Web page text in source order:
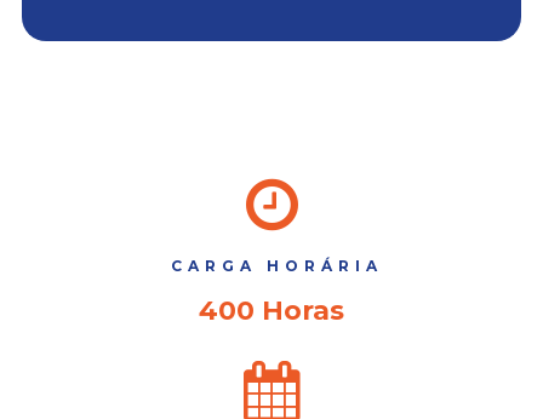
CARGA HORÁRIA
400 Horas